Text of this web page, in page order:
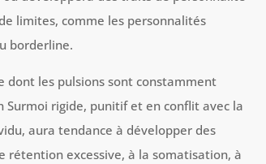
limites, comme les personnalités
borderline.
dont les pulsions sont constamment
Surmoi rigide, punitif et en conflit avec la
aura tendance à développer des
rétention excessive, à la somatisation, à